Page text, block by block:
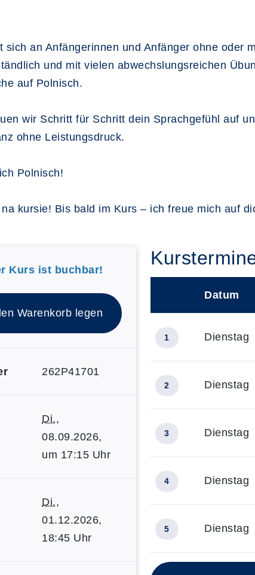
sich an Anfängerinnen und Anfänger ohne oder
und mit vielen abwechslungsreichen
auf Polnisch.
wir Schritt für Schritt dein Sprachgefühl auf
ohne Leistungsdruck.
Polnisch!
kursie! Bis bald im Kurs – ich freue mich auf
Kurs ist buchbar!
Warenkorb legen
262P41701
Di.,
08.09.2026,
um 17:15 Uhr
Di.,
01.12.2026,
18:45 Uhr
Insgesamt gibt es
Datum
1 Dienstag
2 Dienstag
3 Dienstag
4 Dienstag
5 Dienstag